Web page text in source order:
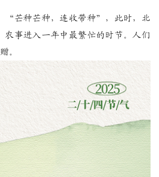
芒种芒种，连收带种”，此时，北
事进入一年中最繁忙的时节。人们
。